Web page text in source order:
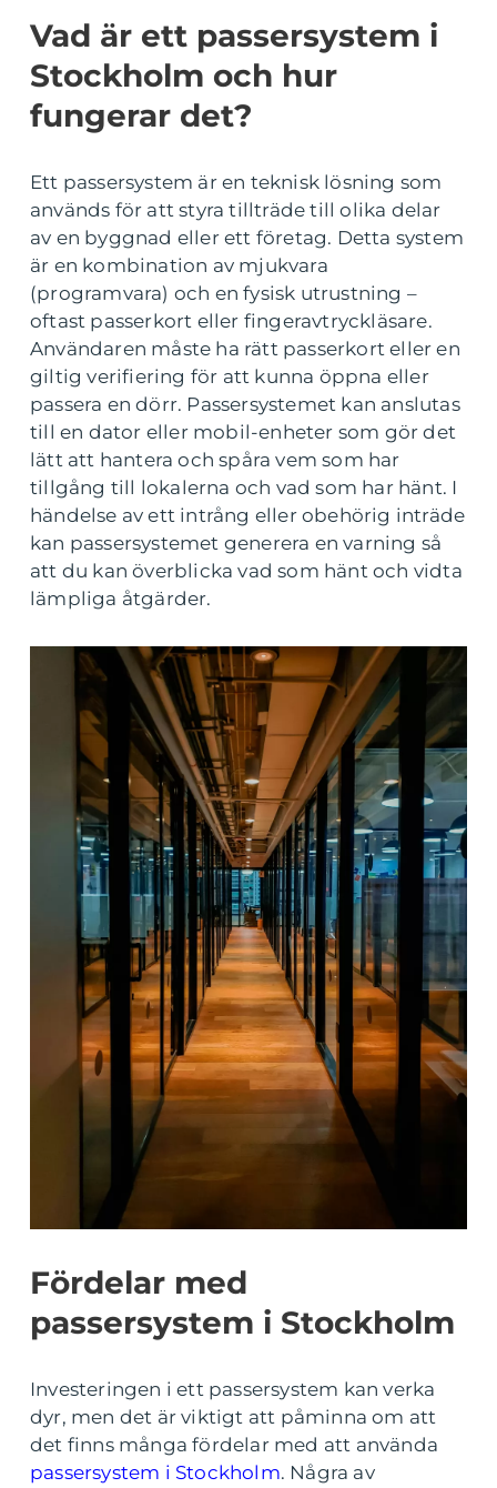
Vad är ett passersystem i
Stockholm och hur
fungerar det?
Ett passersystem är en teknisk lösning som
används för att styra tillträde till olika delar
av en byggnad eller ett företag. Detta system
är en kombination av mjukvara
(programvara) och en fysisk utrustning –
oftast passerkort eller fingeravtryckläsare.
Användaren måste ha rätt passerkort eller en
giltig verifiering för att kunna öppna eller
passera en dörr. Passersystemet kan anslutas
till en dator eller mobil-enheter som gör det
lätt att hantera och spåra vem som har
tillgång till lokalerna och vad som har hänt. I
händelse av ett intrång eller obehörig inträde
kan passersystemet generera en varning så
att du kan överblicka vad som hänt och vidta
lämpliga åtgärder.
Fördelar med
passersystem i Stockholm
Investeringen i ett passersystem kan verka
dyr, men det är viktigt att påminna om att
det finns många fördelar med att använda
passersystem i Stockholm. Några av